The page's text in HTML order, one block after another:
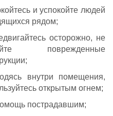
и успокойте людей
рядом;
осторожно, не
поврежденные
внутри помещения,
открытым огнем;
пострадавшим;